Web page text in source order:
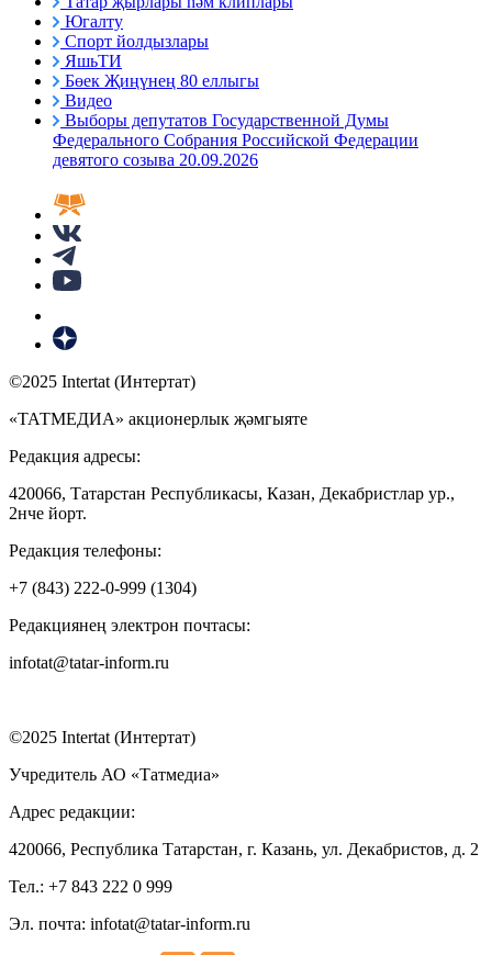
Югалту
Спорт йолдызлары
ЯшьТИ
Бөек Җиңүнең 80 еллыгы
Видео
Выборы депутатов Государственной Думы
Федерального Собрания Российской Федерации
девятого созыва 20.09.2026
©2025 Intertat (Интертат)
«ТАТМЕДИА» акционерлык җәмгыяте
Редакция адресы:
420066, Татарстан Республикасы, Казан, Декабристлар ур.,
2нче йорт.
Редакция телефоны:
+7 (843) 222-0-999 (1304)
Редакциянең электрон почтасы:
infotat@tatar-inform.ru
©2025 Intertat (Интертат)
Учредитель АО «Татмедиа»
Адрес редакции:
420066, Республика Татарстан, г. Казань, ул. Декабристов, д. 2
Тел.: +7 843 222 0 999
Эл. почта: infotat@tatar-inform.ru